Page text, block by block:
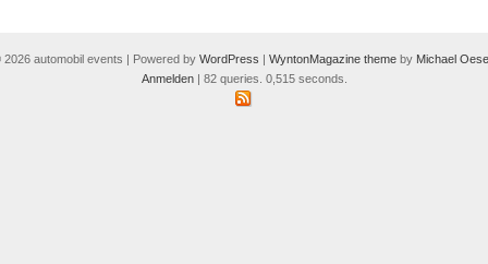
2026 automobil events | Powered by WordPress | WyntonMagazine theme by Michael
Anmelden| 82 queries. 0,515 seconds.